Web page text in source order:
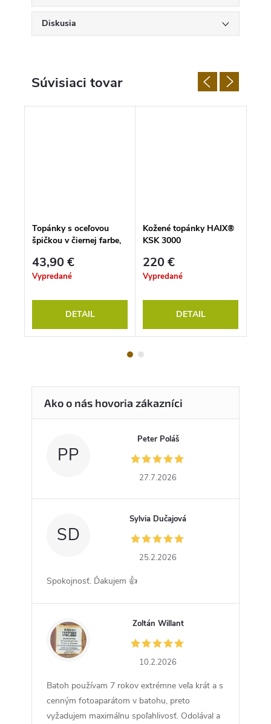
Diskusia
Súvisiaci tovar
Topánky s oceľovou
špičkou v čiernej farbe,
43,90 €
Vypredané
DETAIL
Kožené topánky HAIX®
KSK 3000
220 €
Vypredané
DETAIL
PP
Peter Poláš
27.7.2026
SD
Sylvia Dučajová
25.2.2026
Spokojnosť. Ďakujem 👍
ZW
Zoltán Willant
10.2.2026
Batoh používam 7 rokov extrémne veľa krát a s
cenným fotoaparátom v batohu, preto
vyžadujem maximálnu spoľahlivosť. Odolával a